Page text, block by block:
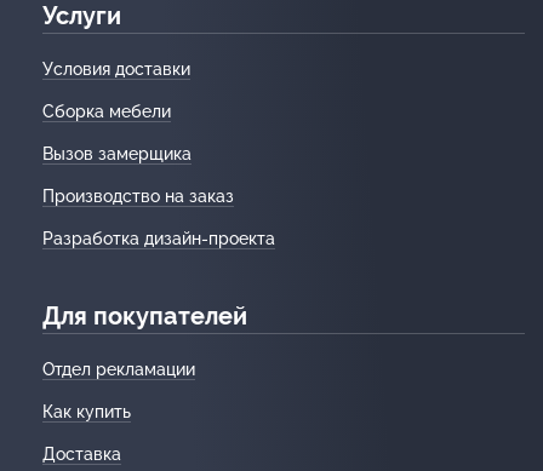
Услуги
Условия доставки
Сборка мебели
Вызов замерщика
Производство на заказ
Разработка дизайн-проекта
Для покупателей
Отдел рекламации
Как купить
Доставка